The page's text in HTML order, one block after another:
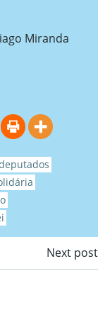
Miranda
Next post